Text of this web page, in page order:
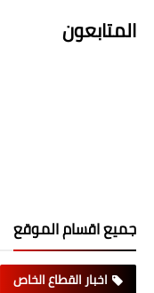
المتابعون
جميع اقسام الموقع
اخبار القطاع الخاص